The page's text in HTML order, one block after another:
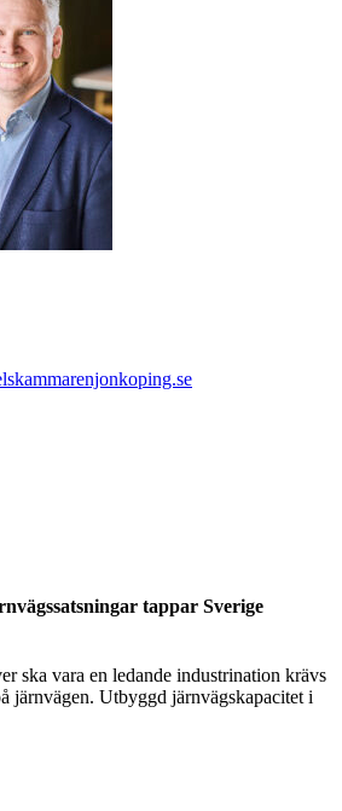
tappar Sverige
ska vara en ledande industrination krävs
järnvägen. Utbyggd järnvägskapacitet i